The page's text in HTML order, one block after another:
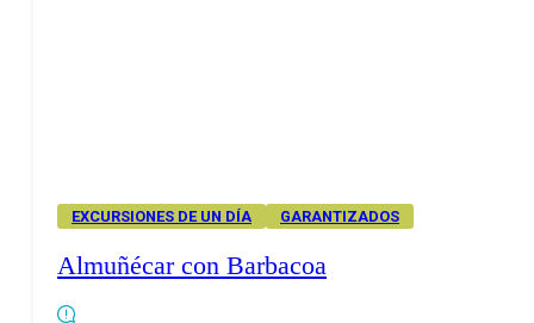
EXCURSIONES DE UN DÍA GARANTIZADOS
Almuñécar con Barbacoa